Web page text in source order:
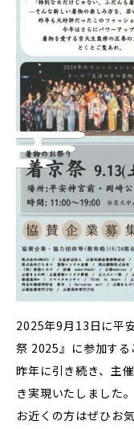
2025年9月13日に平
祭 2025』に参加する
昨年に引き続き、主
き実現いたしました。
お近くの方はぜひお